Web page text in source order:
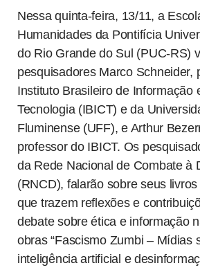
Nessa quinta-feira, 13/11, a
Humanidades da Pontifícia
do Rio Grande do Sul (PUC-RS)
pesquisadores Marco Schneider,
Instituto Brasileiro de Informação
Tecnologia (IBICT) e da
Fluminense (UFF), e Arthur
professor do IBICT. Os
da Rede Nacional de Combate à
(RNCD), falarão sobre seus
que trazem reflexões e
debate sobre ética e informação
obras “Fascismo Zumbi – Mídias
inteligência artificial e